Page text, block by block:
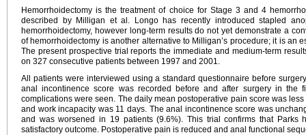
Hemorrhoidectomy is the treatment of choice for Stage 3 and 4
described by Milligan et al. Longo has recently introduced stapled
hemorrhoidectomy, however long-term results do not yet demonstrate a
of hemorrhoidectomy is another alternative to Milligan’s procedure; it is an
The present prospective trial reports the immediate and medium-term
on 327 consecutive patients between 1997 and 2001.
All patients were interviewed using a standard questionnaire before
anal incontinence score was recorded before and after surgery in the
complications were seen. The daily mean postoperative pain score was
and work incapacity was 11 days. The anal incontinence score was
and was worsened in 19 patients (9.6%). This trial confirms that Parks
satisfactory outcome. Postoperative pain is reduced and anal functional